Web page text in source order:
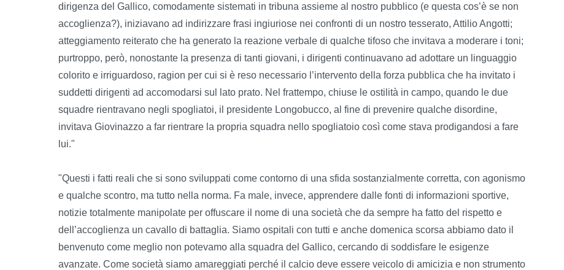
dirigenza del Gallico, comodamente sistemati in tribuna assieme al nostro pubblico (e questa cos’è se non
accoglienza?), iniziavano ad indirizzare frasi ingiuriose nei confronti di un nostro tesserato, Attilio Angotti;
atteggiamento reiterato che ha generato la reazione verbale di qualche tifoso che invitava a moderare i toni;
purtroppo, però, nonostante la presenza di tanti giovani, i dirigenti continuavano ad adottare un linguaggio
colorito e irriguardoso, ragion per cui si è reso necessario l’intervento della forza pubblica che ha invitato i
suddetti dirigenti ad accomodarsi sul lato prato. Nel frattempo, chiuse le ostilità in campo, quando le due
squadre rientravano negli spogliatoi, il presidente Longobucco, al fine di prevenire qualche disordine,
invitava Giovinazzo a far rientrare la propria squadra nello spogliatoio così come stava prodigandosi a fare
lui."
"Questi i fatti reali che si sono sviluppati come contorno di una sfida sostanzialmente corretta, con agonismo
e qualche scontro, ma tutto nella norma. Fa male, invece, apprendere dalle fonti di informazioni sportive,
notizie totalmente manipolate per offuscare il nome di una società che da sempre ha fatto del rispetto e
dell’accoglienza un cavallo di battaglia. Siamo ospitali con tutti e anche domenica scorsa abbiamo dato il
benvenuto come meglio non potevamo alla squadra del Gallico, cercando di soddisfare le esigenze
avanzate. Come società siamo amareggiati perché il calcio deve essere veicolo di amicizia e non strumento